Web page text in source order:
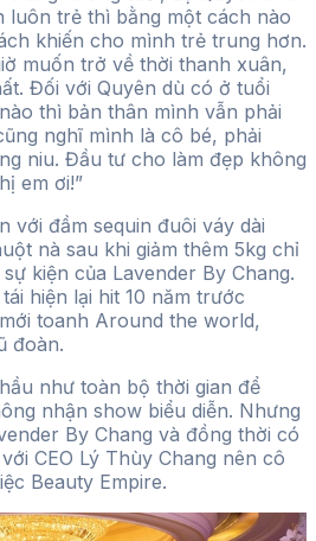
luôn trẻ thì bằng một cách nào
khiến cho mình trẻ trung hơn.
muốn trở về thời thanh xuân,
Đối với Quyên dù có ở tuổi
thì bản thân mình vẫn phải
nghĩ mình là cô bé, phải
niu. Đầu tư cho làm đẹp không
em ơi!”
với đầm sequin đuôi váy dài
nà sau khi giảm thêm 5kg chỉ
kiện của Lavender By Chang.
hiện lại hit 10 năm trước
toanh Around the world,
đoàn.
như toàn bộ thời gian để
nhận show biểu diễn. Nhưng
By Chang và đồng thời có
CEO Lý Thùy Chang nên cô
Beauty Empire.